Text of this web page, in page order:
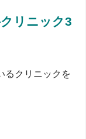
リニック3
るクリニックを